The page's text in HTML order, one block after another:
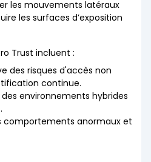
les mouvements latéraux
les surfaces d’exposition
Trust incluent :
des risques d'accès non
continue.
environnements hybrides
comportements anormaux et